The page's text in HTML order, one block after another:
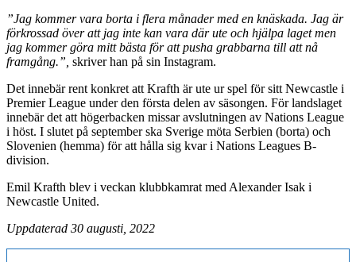
”Jag kommer vara borta i flera månader med en knäskada. Jag är
förkrossad över att jag inte kan vara där ute och hjälpa laget men
jag kommer göra mitt bästa för att pusha grabbarna till att nå
framgång.”, skriver han på sin Instagram.
Det innebär rent konkret att Krafth är ute ur spel för sitt Newcastle i
Premier League under den första delen av säsongen. För landslaget
innebär det att högerbacken missar avslutningen av Nations League
i höst. I slutet på september ska Sverige möta Serbien (borta) och
Slovenien (hemma) för att hålla sig kvar i Nations Leagues B-
division.
Emil Krafth blev i veckan klubbkamrat med Alexander Isak i
Newcastle United.
Uppdaterad 30 augusti, 2022